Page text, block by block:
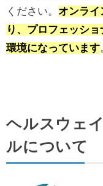
ください。 オンラ
り、プロフェッシ
環境になっています
ヘルスウェ
ルについて